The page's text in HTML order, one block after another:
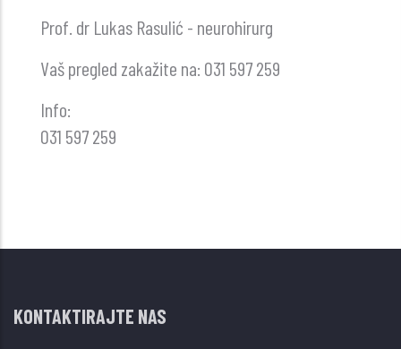
Prof. dr Lukas Rasulić - neurohirurg
Vaš pregled zakažite na: 031 597 259
Info:
031 597 259
KONTAKTIRAJTE NAS